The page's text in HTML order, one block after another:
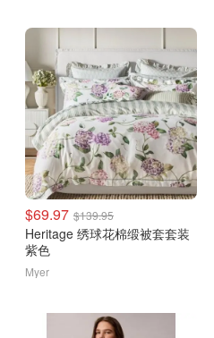
$69.97 $139.95
Heritage 绣球花棉缎被套套装
紫色
Myer